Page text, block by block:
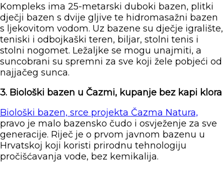
Kompleks ima 25-metarski duboki bazen, plitki
dječji bazen s dvije gljive te hidromasažni bazen
s ljekovitom vodom. Uz bazene su dječje igralište,
teniski i odbojkaški teren, biljar, stolni tenis i
stolni nogomet. Ležaljke se mogu unajmiti, a
suncobrani su spremni za sve koji žele pobjeći od
najjačeg sunca.
3. Biološki bazen u Čazmi, kupanje bez kapi klora
Biološki bazen, srce projekta Čazma Natura,
pravo je malo bazensko čudo i osvježenje za sve
generacije. Riječ je o prvom javnom bazenu u
Hrvatskoj koji koristi prirodnu tehnologiju
pročišćavanja vode, bez kemikalija.